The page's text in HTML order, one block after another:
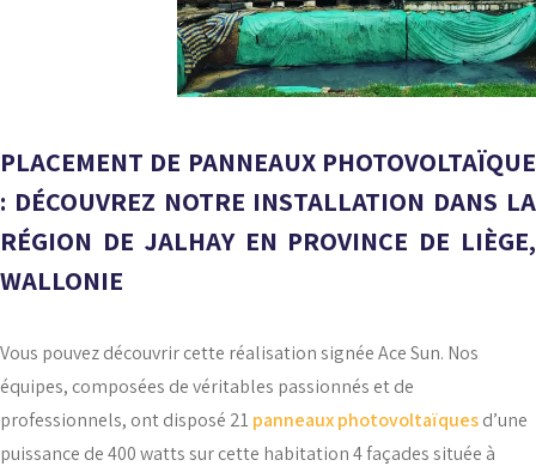
PLACEMENT DE PANNEAUX PHOTOVOLTAÏQUE
: DÉCOUVREZ NOTRE INSTALLATION DANS LA
RÉGION DE JALHAY EN PROVINCE DE LIÈGE,
WALLONIE
Vous pouvez découvrir cette réalisation signée Ace Sun. Nos
équipes, composées de véritables passionnés et de
professionnels, ont disposé 21 panneaux photovoltaïquesd’une
puissance de 400 watts sur cette habitation 4 façades située à